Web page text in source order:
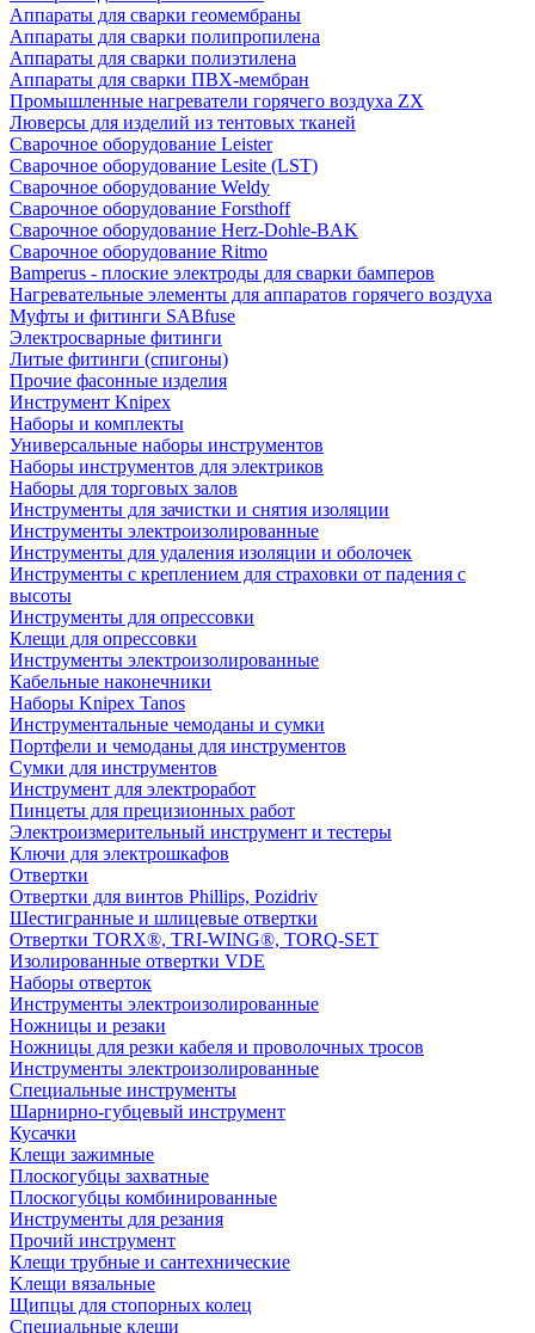
Аппараты для сварки геомембраны
Аппараты для сварки полипропилена
Аппараты для сварки полиэтилена
Аппараты для сварки ПВХ-мембран
Промышленные нагреватели горячего воздуха ZX
Люверсы для изделий из тентовых тканей
Сварочное оборудование Leister
Сварочное оборудование Lesite (LST)
Сварочное оборудование Weldy
Сварочное оборудование Forsthoff
Сварочное оборудование Herz-Dohle-BAK
Сварочное оборудование Ritmo
Bamperus - плоские электроды для сварки бамперов
Нагревательные элементы для аппаратов горячего воздуха
Муфты и фитинги SABfuse
Электросварные фитинги
Литые фитинги (спигоны)
Прочие фасонные изделия
Инструмент Knipex
Наборы и комплекты
Универсальные наборы инструментов
Наборы инструментов для электриков
Наборы для торговых залов
Инструменты для зачистки и снятия изоляции
Инструменты электроизолированные
Инструменты для удаления изоляции и оболочек
Инструменты с креплением для страховки от падения с
высоты
Инструменты для опрессовки
Клещи для опрессовки
Инструменты электроизолированные
Кабельные наконечники
Наборы Knipex Tanos
Инструментальные чемоданы и сумки
Портфели и чемоданы для инструментов
Сумки для инструментов
Инструмент для электроработ
Пинцеты для прецизионных работ
Электроизмерительный инструмент и тестеры
Ключи для электрошкафов
Отвертки
Отвертки для винтов Phillips, Pozidriv
Шестигранные и шлицевые отвертки
Отвертки TORX®, TRI-WING®, TORQ-SET
Изолированные отвертки VDE
Наборы отверток
Инструменты электроизолированные
Ножницы и резаки
Ножницы для резки кабеля и проволочных тросов
Инструменты электроизолированные
Специальные инструменты
Шарнирно-губцевый инструмент
Кусачки
Клещи зажимные
Плоскогубцы захватные
Плоскогубцы комбинированные
Инструменты для резания
Прочий инструмент
Клещи трубные и сантехнические
Kлещи вязальные
Щипцы для стопорных колец
Специальные клещи